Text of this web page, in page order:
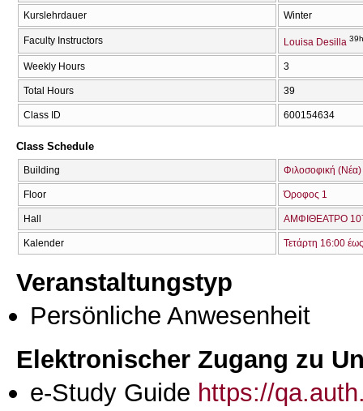
Kurslehrdauer Winter
Faculty Instructors Louisa Desilla
Weekly Hours 3
Total Hours 39
Class ID 600154634
Class Schedule
Building Φιλοσοφική (Νέα)
Floor Όροφος 1
Hall ΑΜΦΙΘΕΑΤΡΟ
Kalender Τετάρτη 16:00
Veranstaltungstyp
Persönliche Anwesenheit
Elektronischer Zugang zu
e-Study Guide https://